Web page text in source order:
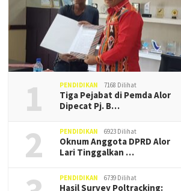
1 PENDIDIKAN 7168 Dilihat
Tiga Pejabat di Pemda Alor
Dipecat Pj. B…
2 PENDIDIKAN 6923 Dilihat
Oknum Anggota DPRD Alor
Lari Tinggalkan …
PENDIDIKAN 6739 Dilihat
Hasil Survey Poltracking: